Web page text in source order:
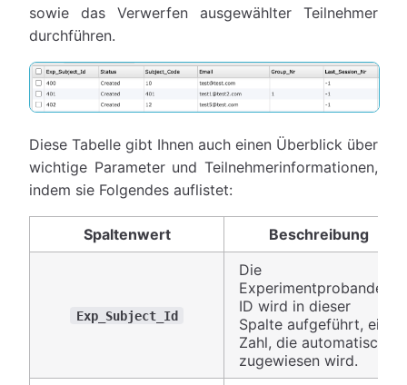
sowie das Verwerfen ausgewählter Teilnehmer
durchführen.
Diese Tabelle gibt Ihnen auch einen Überblick über
wichtige Parameter und Teilnehmerinformationen,
indem sie Folgendes auflistet:
Spaltenwert Beschreibung
Exp_Subject_Id
Die
Experimentprobanden-
ID wird in dieser
Spalte aufgeführt, eine
Zahl, die automatisch
zugewiesen wird.